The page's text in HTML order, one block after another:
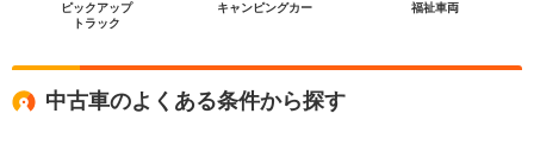
ピックアップ
トラック
キャンピングカー 福祉車両
中古車のよくある条件から探す